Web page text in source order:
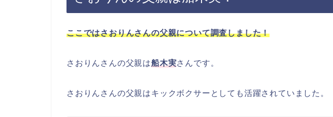
ここではさおりんさんの父親について調査しました！
さおりんさんの父親は船木実さんです。
さおりんさんの父親はキックボクサーとしても活躍されていました。